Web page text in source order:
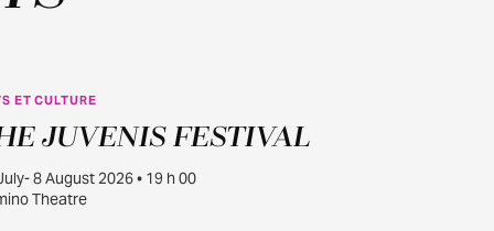
30
ET CULTURE
JUVENIS FESTIVAL
8 August 2026 • 19 h 00
Theatre